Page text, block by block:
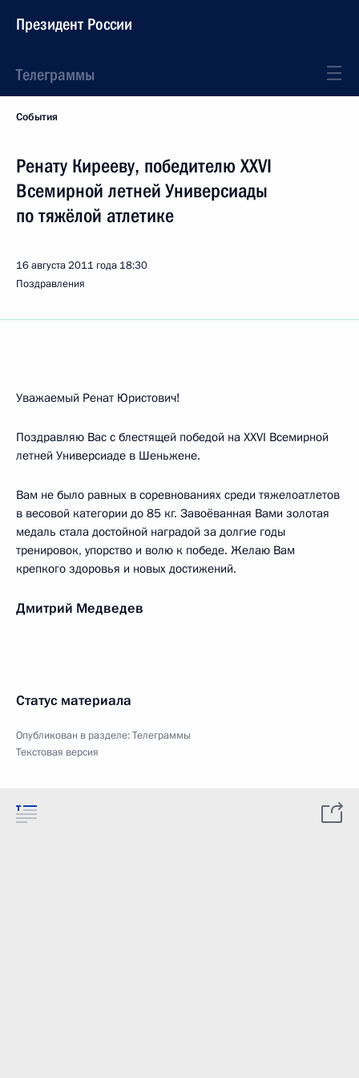
Президент России
Телеграммы
События
Ренату Кирееву, победителю XXVI
Всемирной летней Универсиады
по тяжёлой атлетике
16 августа 2011 года 18:30
Поздравления
Уважаемый Ренат Юристович!
Поздравляю Вас с блестящей победой на XXVI Всемирной
летней Универсиаде в Шеньжене.
Вам не было равных в соревнованиях среди тяжелоатлетов
в весовой категории до 85 кг. Завоёванная Вами золотая
медаль стала достойной наградой за долгие годы
тренировок, упорство и волю к победе. Желаю Вам
крепкого здоровья и новых достижений.
Дмитрий Медведев
Статус материала
Опубликован в разделе:Телеграммы
Текстовая версия